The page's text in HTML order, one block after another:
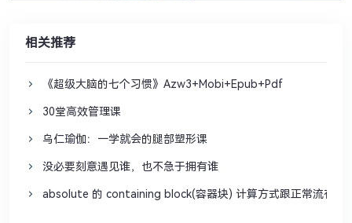
相关推荐
《超级大脑的七个习惯》Azw3+Mobi+Epub+Pdf
30堂高效管理课
乌仁瑜伽：一学就会的腿部塑形课
没必要刻意遇见谁，也不急于拥有谁
absolute 的 containing block(容器块) 计算方式跟正常流有什